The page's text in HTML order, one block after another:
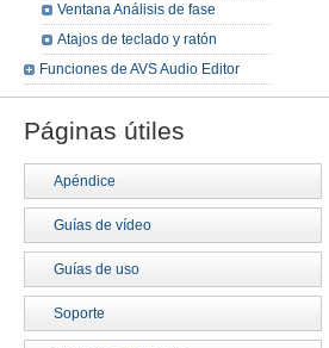
Ventana Análisis de fase
Atajos de teclado y ratón
Funciones de AVS Audio Editor
Páginas útiles
Apéndice
Guías de vídeo
Guías de uso
Soporte